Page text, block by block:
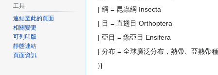
| 綱 = 昆蟲綱 Insecta
| 目 = 直翅目 Orthoptera
| 亞目 = 螽亞目 Ensifera
| 分布 = 全球廣泛分布，熱帶、亞熱帶
}}
工具
連結至此的頁面
相關變更
可列印版
靜態連結
頁面資訊